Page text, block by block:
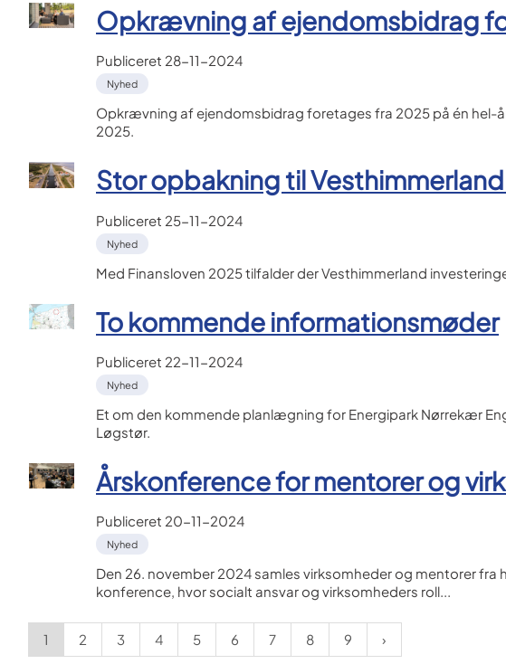
Opkrævning af ejendomsbidrag
Publiceret 28-11-2024
Nyhed
Opkrævning af ejendomsbidrag foretages fra 2025 på én hel-
2025.
Stor opbakning til
Publiceret 25-11-2024
Nyhed
Med Finansloven 2025 tilfalder der Vesthimmerland
To kommende informationsmøder
Publiceret 22-11-2024
Nyhed
Et om den kommende planlægning for Energipark Nørrekær
Løgstør.
Årskonference for mentorer og
Publiceret 20-11-2024
Nyhed
Den 26. november 2024 samles virksomheder og mentorer fra
konference, hvor socialt ansvar og virksomheders roll...
1 2 3 4 5 6 7 8 9